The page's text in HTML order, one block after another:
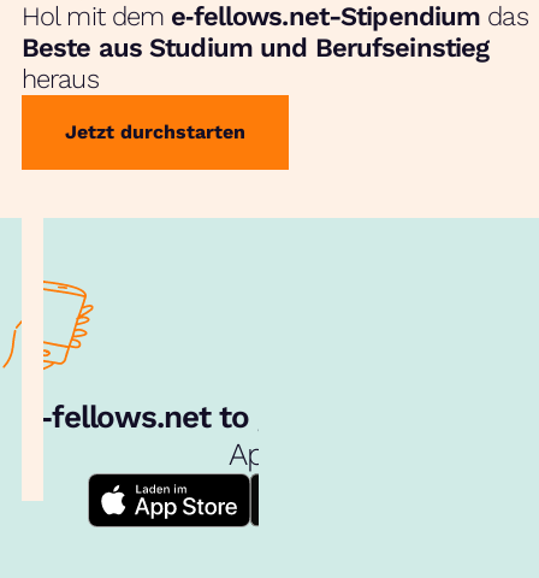
Hol mit dem e‑fellows.net-Stipendium das
Beste aus Studium und Berufseinstieg
heraus
Jetzt durchstarten
e‑fellows.net to go:
App!